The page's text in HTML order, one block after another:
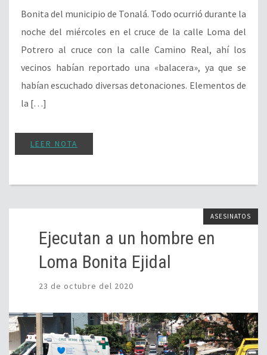
Bonita del municipio de Tonalá. Todo ocurrió durante la
noche del miércoles en el cruce de la calle Loma del
Potrero al cruce con la calle Camino Real, ahí los
vecinos habían reportado una «balacera», ya que se
habían escuchado diversas detonaciones. Elementos de
la […]
LEER NOTA
ASESINATOS
Ejecutan a un hombre en
Loma Bonita Ejidal
23 de octubre del 2020